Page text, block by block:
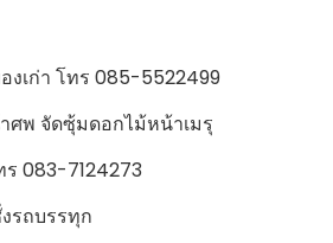
เก่า โทร 085-5522499
ศพ จัดซุ้มดอกไม้หน้าเมรุ
ร 083-7124273
รถบรรทุก